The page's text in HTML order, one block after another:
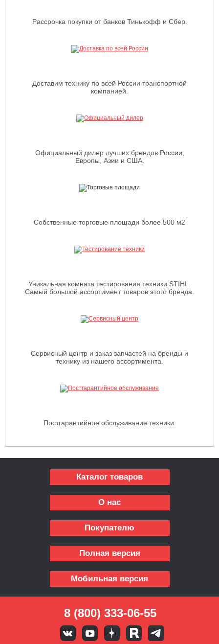
Рассрочка покупки от банков Тинькофф и Сбер.
Доставим технику по всей России транспортной
компанией.
Официальный дилер лучших брендов России,
Европы, Азии и США.
Собственные торговые площади более 500 м2
Уникальная комната тестирования техники STIHL.
Самый большой ассортимент товаров этого бренда.
Сервисный центр и заказ запчастей на бренды и
технику из нашего ассортимента.
Постгарантийное обслуживание техники.
Каталог товаров
О нас
Покупателю
Полная версия
Мобильная версия
8 (800) 333-06-55